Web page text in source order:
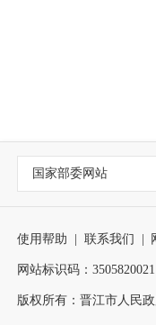
国家部委网站
使用帮助 联系我们
网站标识码：3505820021
版权所有：晋江市人民